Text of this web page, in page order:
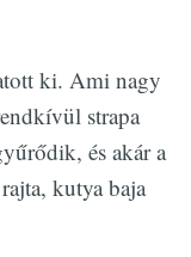
ki. Ami nagy
strapa
és akár a
kutya baja